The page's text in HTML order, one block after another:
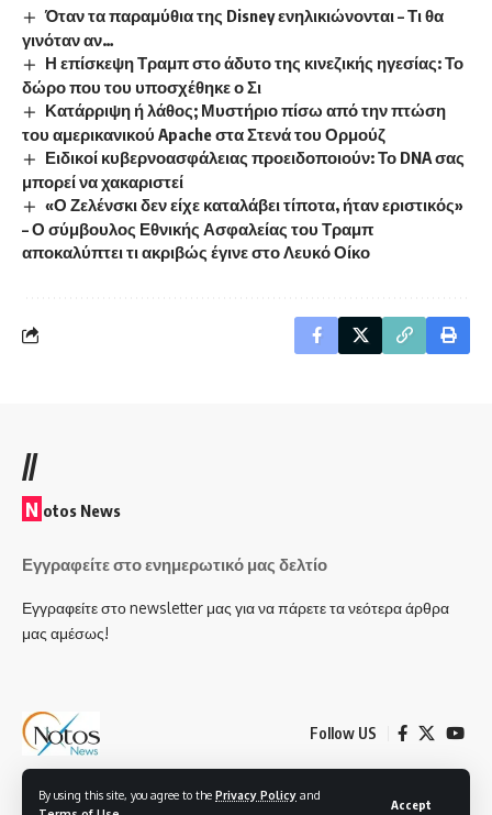
By using this site, you agree to the Privacy Policy and
Accept
Όταν τα παραμύθια της Disney ενηλικιώνονται – Τι θα
γινόταν αν…
Η επίσκεψη Τραμπ στο άδυτο της κινεζικής ηγεσίας: Το
δώρο που του υποσχέθηκε ο Σι
Κατάρριψη ή λάθος; Μυστήριο πίσω από την πτώση
του αμερικανικού Apache στα Στενά του Ορμούζ
Ειδικοί κυβερνοασφάλειας προειδοποιούν: Το DNA σας
μπορεί να χακαριστεί
«Ο Ζελένσκι δεν είχε καταλάβει τίποτα, ήταν εριστικός»
– Ο σύμβουλος Εθνικής Ασφαλείας του Τραμπ
αποκαλύπτει τι ακριβώς έγινε στο Λευκό Οίκο
//
N otos News
Εγγραφείτε στο ενημερωτικό μας δελτίο
Εγγραφείτε στο newsletter μας για να πάρετε τα νεότερα άρθρα
μας αμέσως!
Follow US
© 2025, Notos News All Rights Reserved - Created by Smartech Plus IT &